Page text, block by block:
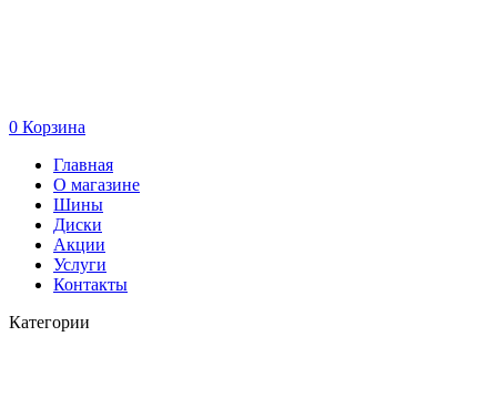
0 Корзина
Главная
О магазине
Шины
Диски
Акции
Услуги
Контакты
Категории